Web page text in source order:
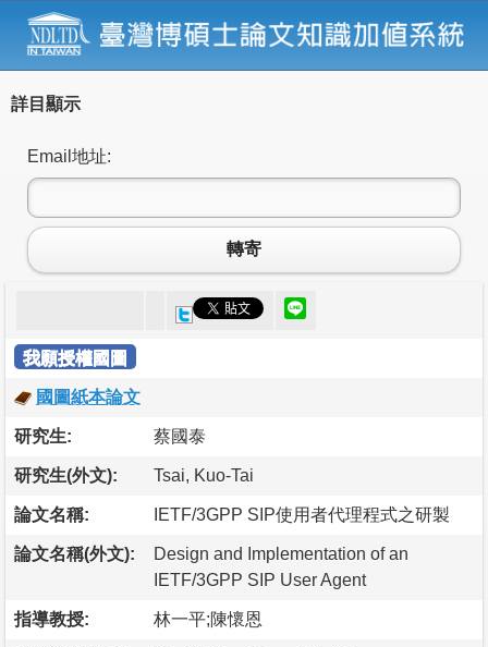
詳目顯示
Email地址:
轉寄
我願授權國圖
國圖紙本論文
研究生: 蔡國泰
研究生(外文): Tsai, Kuo-Tai
論文名稱: IETF/3GPP SIP使用者代理程式之研製
論文名稱(外文):
Design and Implementation of an
IETF/3GPP SIP User Agent
指導教授: 林一平;陳懷恩